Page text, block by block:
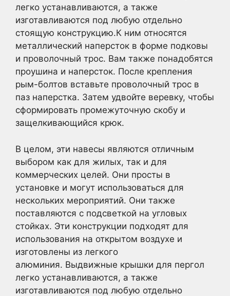
легко устанавливаются, а также
изготавливаются под любую отдельно
стоящую конструкцию.К ним относятся
металлический наперсток в форме подковы
и проволочный трос. Вам также понадобятся
проушина и наперсток. После крепления
рым-болтов вставьте проволочный трос в
паз наперстка. Затем удвойте веревку, чтобы
сформировать промежуточную скобу и
защелкивающийся крюк.
В целом, эти навесы являются отличным
выбором как для жилых, так и для
коммерческих целей. Они просты в
установке и могут использоваться для
нескольких мероприятий. Они также
поставляются с подсветкой на угловых
стойках. Эти конструкции подходят для
использования на открытом воздухе и
изготовлены из легкого
алюминия. Выдвижные крышки для пергол
легко устанавливаются, а также
изготавливаются под любую отдельно